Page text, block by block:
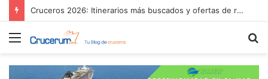
Cruceros 2026: Itinerarios más buscados y ofertas de reserva anticipada
Menú